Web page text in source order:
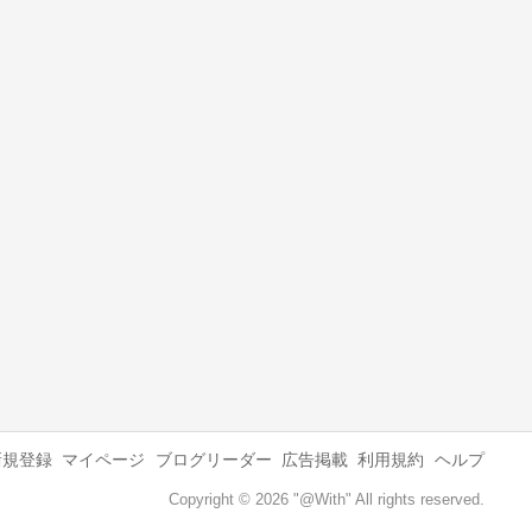
規登録 マイページ ブログリーダー 広告掲載 利用規約 ヘルプ
Copyright © 2026 "@With" All rights reserved.